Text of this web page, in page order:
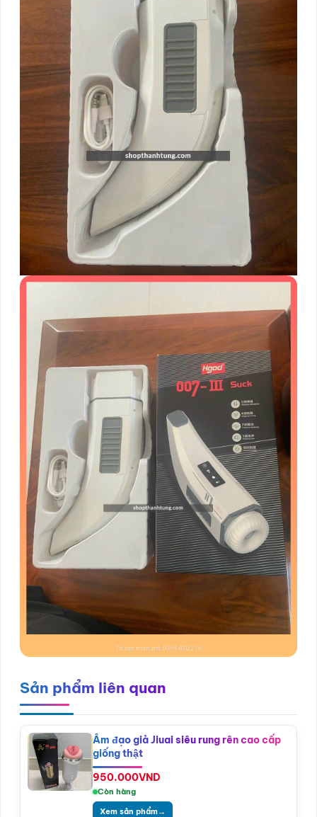
Sản phẩm liên quan
Âm đạo giả Jiuai siêu rung rên cao cấp
giống thật
950.000VND
Còn hàng
Xem sản phẩm→